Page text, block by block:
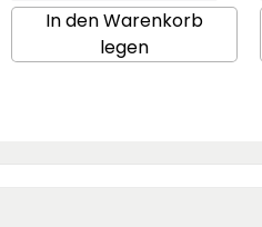
In den Warenkorb
legen